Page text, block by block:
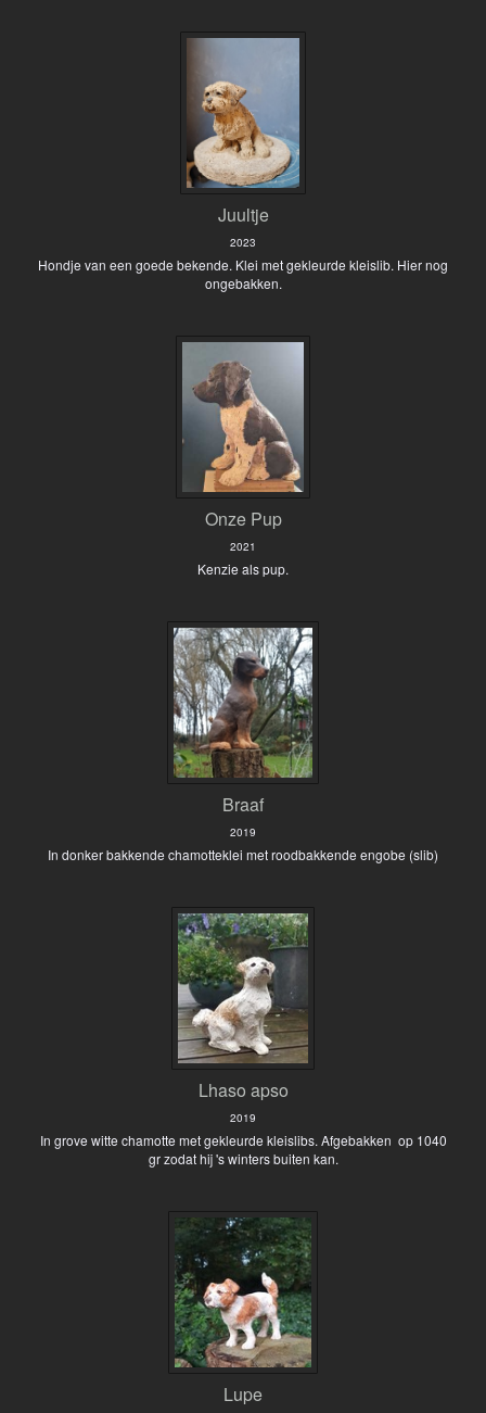
Juultje
2023
Hondje van een goede bekende. Klei met gekleurde kleislib. Hier nog
ongebakken.
Onze Pup
2021
Kenzie als pup.
Braaf
2019
In donker bakkende chamotteklei met roodbakkende engobe (slib)
Lhaso apso
2019
In grove witte chamotte met gekleurde kleislibs. Afgebakken op 1040
gr zodat hij 's winters buiten kan.
Lupe